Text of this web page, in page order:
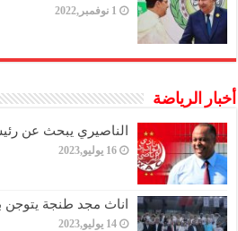
1 نوفمبر,2022
أخبار الرياضة
الناصيري يبحث عن
16 يوليو,2023
اناث مجد طنجة يتوجن
14 يوليو,2023